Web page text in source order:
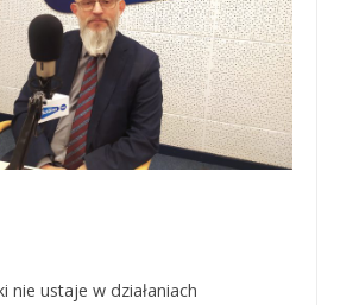
nie ustaje w działaniach